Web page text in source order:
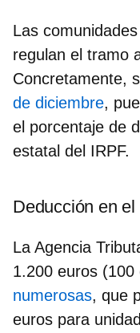
Las
regulan el tramo
Concretamente,
de diciembre,
el porcentaje de
estatal del IRPF.
Deducción en
La Agencia
1.200 euros (100
numerosas, que
euros para